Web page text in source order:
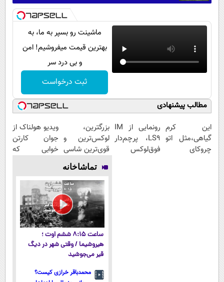
ماشینت رو بسپر به ما، به
بهترین قیمت میفروشیم! امن
و بی درد سر
ثبت درخواست
مطالب پیشنهادی
این کرم
گیاهی،مثل اتو
چروکای
رونمایی از IM
LS9، پرچم‌دار
فوق‌لوکس
بزرگترین،
لوکس‌ترین و
قوی‌ترین شاسی
بلند EREV در
در ایران رونمایی
شد
ویدیو هولناک از
جوان کارتن
خوابی که
تماشاخانه
ساعت ۸:۱۵ ششم اوت ؛
هیروشیما / وقتی شهر در دیگ
قیر می‌جوشید
محمدباقر خرازی کیست؟